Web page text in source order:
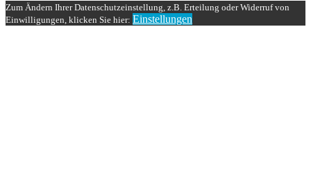
Zum Ändern Ihrer Datenschutzeinstellung, z.B. Erteilung oder Widerruf von
Einwilligungen, klicken Sie hier: Einstellungen